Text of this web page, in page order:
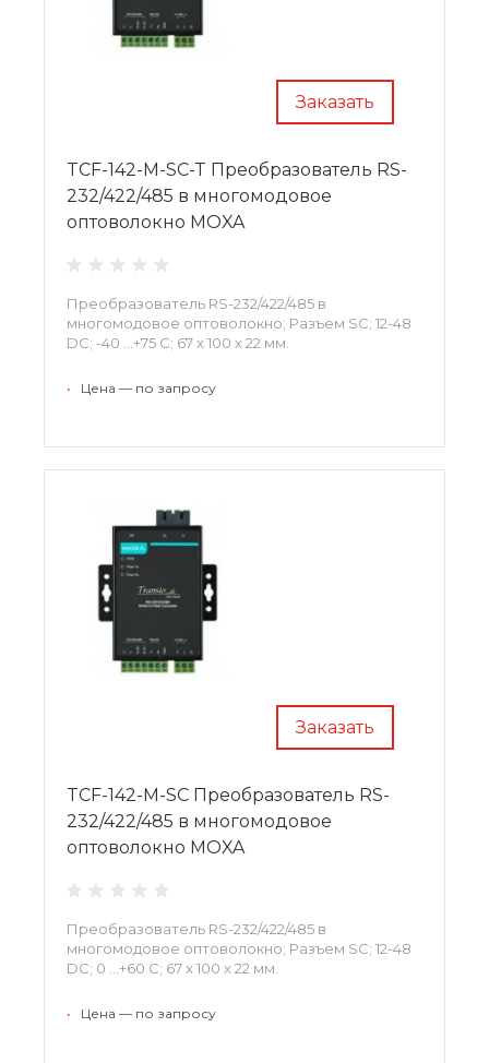
Заказать
TCF-142-M-SC-T Преобразователь RS-
232/422/485 в многомодовое
оптоволокно MOXA
Преобразователь RS-232/422/485 в
многомодовое оптоволокно; Разъем SC; 12-48
DC; -40 …+75 С; 67 x 100 x 22 мм.
• Цена — по запросу
Заказать
TCF-142-M-SC Преобразователь RS-
232/422/485 в многомодовое
оптоволокно MOXA
Преобразователь RS-232/422/485 в
многомодовое оптоволокно; Разъем SC; 12-48
DC; 0 …+60 С; 67 x 100 x 22 мм.
• Цена — по запросу